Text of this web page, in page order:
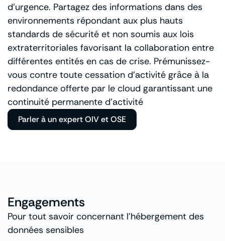
d’urgence. Partagez des informations dans des
environnements répondant aux plus hauts
standards de sécurité et non soumis aux lois
extraterritoriales favorisant la collaboration entre
différentes entités en cas de crise. Prémunissez-
vous contre toute cessation d’activité grâce à la
redondance offerte par le cloud garantissant une
continuité permanente d’activité
Parler à un expert OIV et OSE
Engagements
Pour tout savoir concernant l’hébergement des
données sensibles